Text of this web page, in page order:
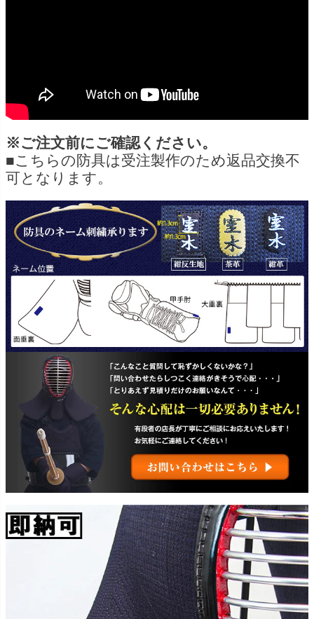
※ご注文前にご確認ください。
■こちらの防具は受注製作のため返品交換不
可となります。